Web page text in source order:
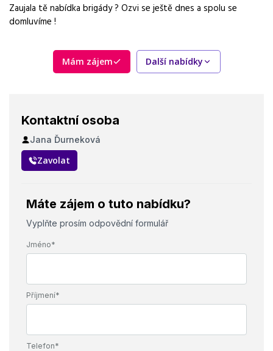
Požadavky
Zaujala tě nabídka brigády ? Ozvi se ještě dnes a spolu se
domluvíme !
Mám zájem Další nabídky
Kontaktní osoba
Jana Ďurneková
Zavolat
Máte zájem o tuto nabídku?
Vyplňte prosím odpovědní formulář
Jméno*
Příjmení*
Telefon*